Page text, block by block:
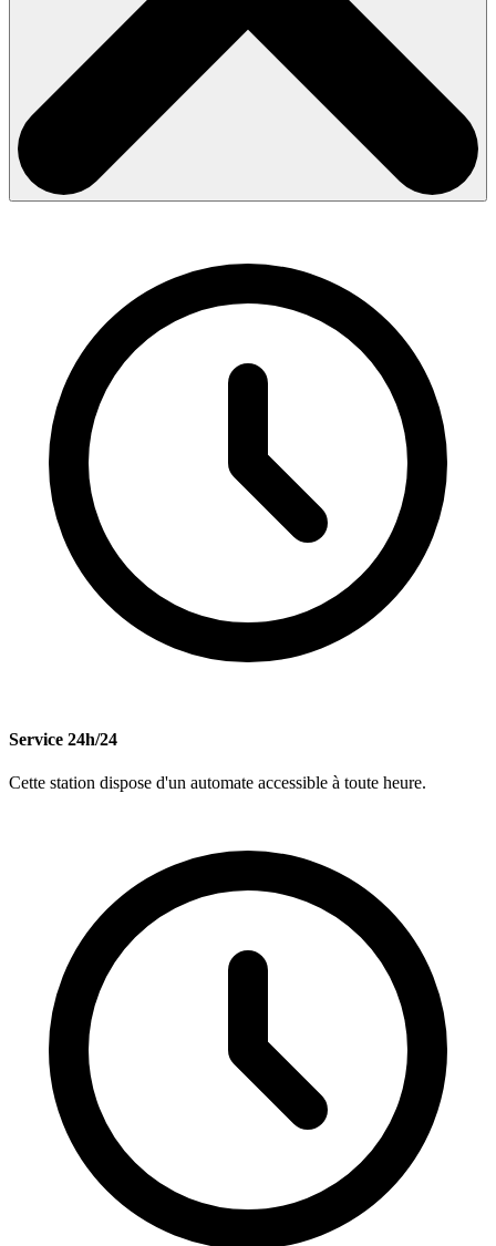
Service 24h/24
Cette station dispose d'un automate accessible à toute heure.